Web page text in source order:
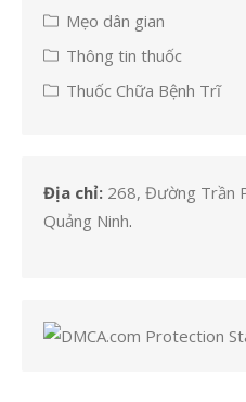
Mẹo dân gian
Thông tin thuốc
Thuốc Chữa Bệnh Trĩ
Địa chỉ: 268, Đường Trần
Quảng Ninh.